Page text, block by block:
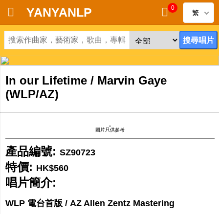
首頁
新到黑膠唱片
新到CD
黑膠唱片
CD
清貨
清貨發燒零件
關於唱片
YANYANLP 0
繁
In our Lifetime / Marvin Gaye
(WLP/AZ)
圖片只供參考
產品編號: SZ90723
特價: HK$560
唱片簡介:
WLP 電台首版 / AZ Allen Zentz Mastering